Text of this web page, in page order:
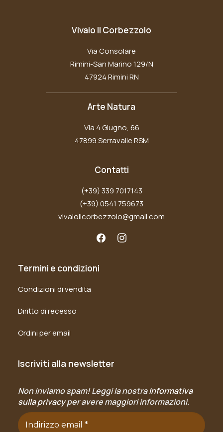
Vivaio Il Corbezzolo
Via Consolare
Rimini-San Marino 129/N
47924 Rimini RN
Arte Natura
Via 4 Giugno, 66
47899 Serravalle RSM
Contatti
(+39) 339 7017143
(+39) 0541 759673
vivaioilcorbezzolo@gmail.com
Termini e condizioni
Condizioni di vendita
Diritto di recesso
Ordini per email
Iscriviti alla newsletter
Non inviamo spam! Leggi la nostraInformativa
sulla privacyper avere maggiori informazioni.